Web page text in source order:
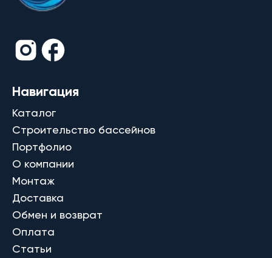
Навигация
Каталог
Строительство бассейнов
Портфолио
О компании
Монтаж
Доставка
Обмен и возврат
Оплата
Статьи